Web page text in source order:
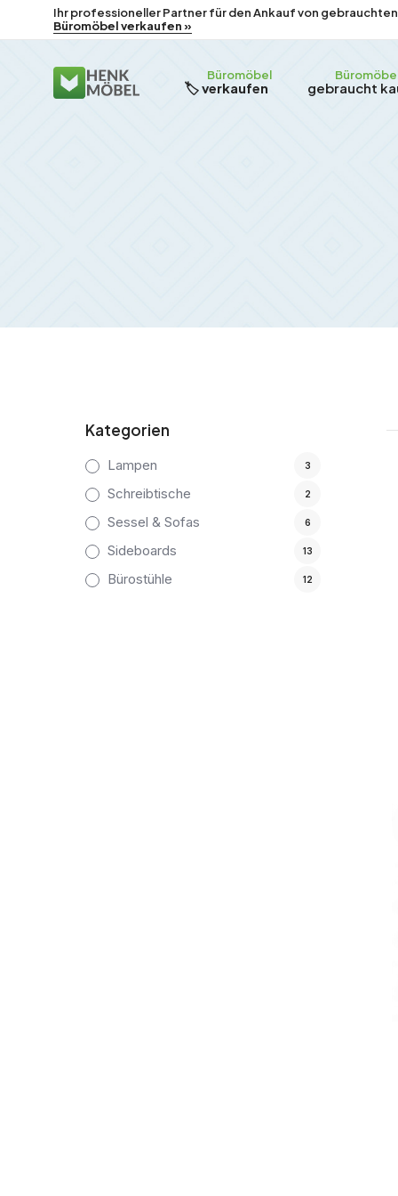
Ihr professioneller Partner für den Ankauf von
Büromöbel verkaufen »
Büromöbel
🏷️ verkaufen gebraucht
Kategorien
Lampen 3
Schreibtische 2
Sessel & Sofas 6
Sideboards 13
Bürostühle 12